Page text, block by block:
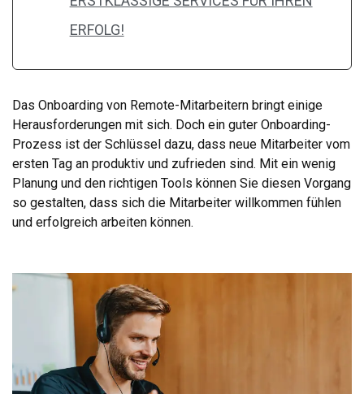
ERFOLG!
Das Onboarding von Remote-Mitarbeitern bringt einige
Herausforderungen mit sich. Doch ein guter Onboarding-
Prozess ist der Schlüssel dazu, dass neue Mitarbeiter vom
ersten Tag an produktiv und zufrieden sind. Mit ein wenig
Planung und den richtigen Tools können Sie diesen Vorgang
so gestalten, dass sich die Mitarbeiter willkommen fühlen
und erfolgreich arbeiten können.